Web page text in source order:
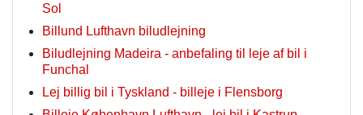
Sol
Billund Lufthavn biludlejning
Biludlejning Madeira - anbefaling til leje af bil i
Funchal
Lej billig bil i Tyskland - billeje i Flensborg